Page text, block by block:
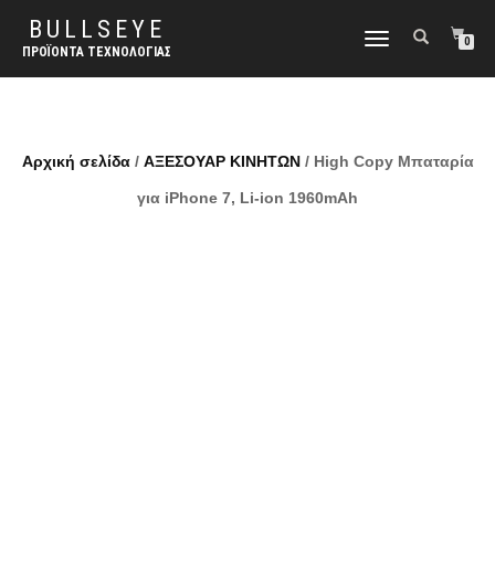
BULLSEYE
ΠΡΟΪΌΝΤΑ ΤΕΧΝΟΛΟΓΊΑΣ
ΕΝΑΛΛΑΓΉ
0
Αρχική σελίδα/ ΑΞΕΣΟΥΑΡ ΚΙΝΗΤΩΝ/ High Copy Μπαταρία
για iPhone 7, Li-ion 1960mAh